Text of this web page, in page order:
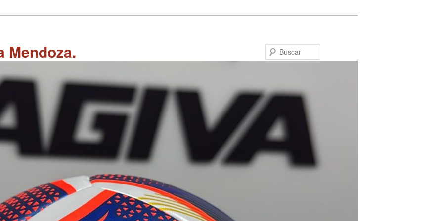
Mendoza.